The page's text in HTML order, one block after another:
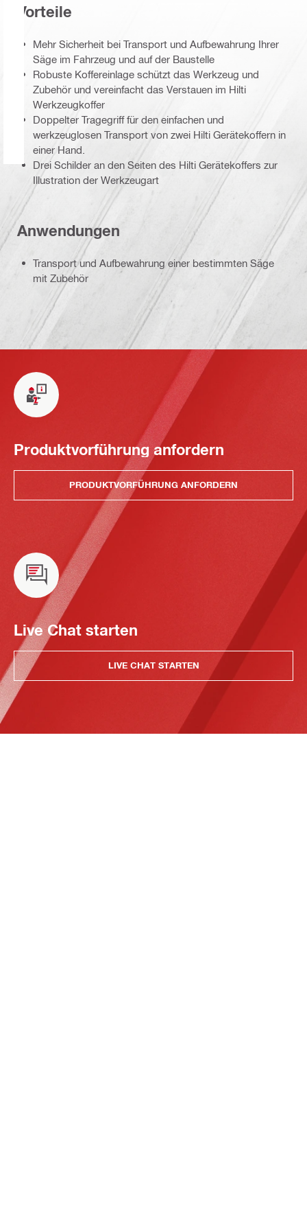
Vorteile
Mehr Sicherheit bei Transport und Aufbewahrung Ihrer
Säge im Fahrzeug und auf der Baustelle
Robuste Koffereinlage schützt das Werkzeug und
Zubehör und vereinfacht das Verstauen im Hilti
Werkzeugkoffer
Doppelter Tragegriff für den einfachen und
werkzeuglosen Transport von zwei Hilti Gerätekoffern in
einer Hand.
Drei Schilder an den Seiten des Hilti Gerätekoffers zur
Illustration der Werkzeugart
Anwendungen
Transport und Aufbewahrung einer bestimmten Säge
mit Zubehör
Produktvorführung anfordern
PRODUKTVORFÜHRUNG ANFORDERN
Live Chat starten
LIVE CHAT STARTEN